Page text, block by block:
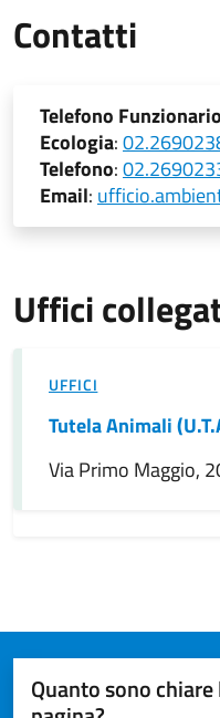
Contatti
Telefono
Ecologia:
Telefono:
Email:
Uffici
UFFICI
Tutela Animali
Via Primo Maggio,
Quanto sono